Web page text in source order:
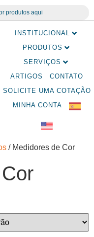
INSTITUCIONAL
PRODUTOS
SERVIÇOS
ARTIGOS
CONTATO
SOLICITE UMA COTAÇÃO
MINHA CONTA
/ Medidores de Cor